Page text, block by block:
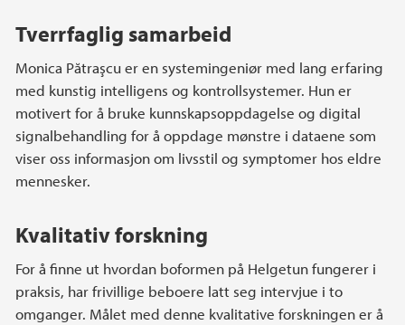
Tverrfaglig samarbeid
Monica Pătraşcu er en systemingeniør med lang erfaring
med kunstig intelligens og kontrollsystemer. Hun er
motivert for å bruke kunnskapsoppdagelse og digital
signalbehandling for å oppdage mønstre i dataene som
viser oss informasjon om livsstil og symptomer hos eldre
mennesker.
Kvalitativ forskning
For å finne ut hvordan boformen på Helgetun fungerer i
praksis, har frivillige beboere latt seg intervjue i to
omganger. Målet med denne kvalitative forskningen er å